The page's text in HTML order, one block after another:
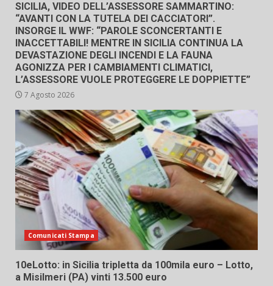
SICILIA, VIDEO DELL’ASSESSORE SAMMARTINO:
“AVANTI CON LA TUTELA DEI CACCIATORI”.
INSORGE IL WWF: “PAROLE SCONCERTANTI E
INACCETTABILI! MENTRE IN SICILIA CONTINUA LA
DEVASTAZIONE DEGLI INCENDI E LA FAUNA
AGONIZZA PER I CAMBIAMENTI CLIMATICI,
L’ASSESSORE VUOLE PROTEGGERE LE DOPPIETTE”
7 Agosto 2026
Comunicati Stampa
10eLotto: in Sicilia tripletta da 100mila euro – Lotto,
a Misilmeri (PA) vinti 13.500 euro